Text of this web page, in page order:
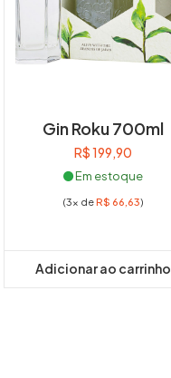
Gin Roku 700ml
R$199,90
Em estoque
(3x deR$ 66,63)
Adicionar ao carrinho